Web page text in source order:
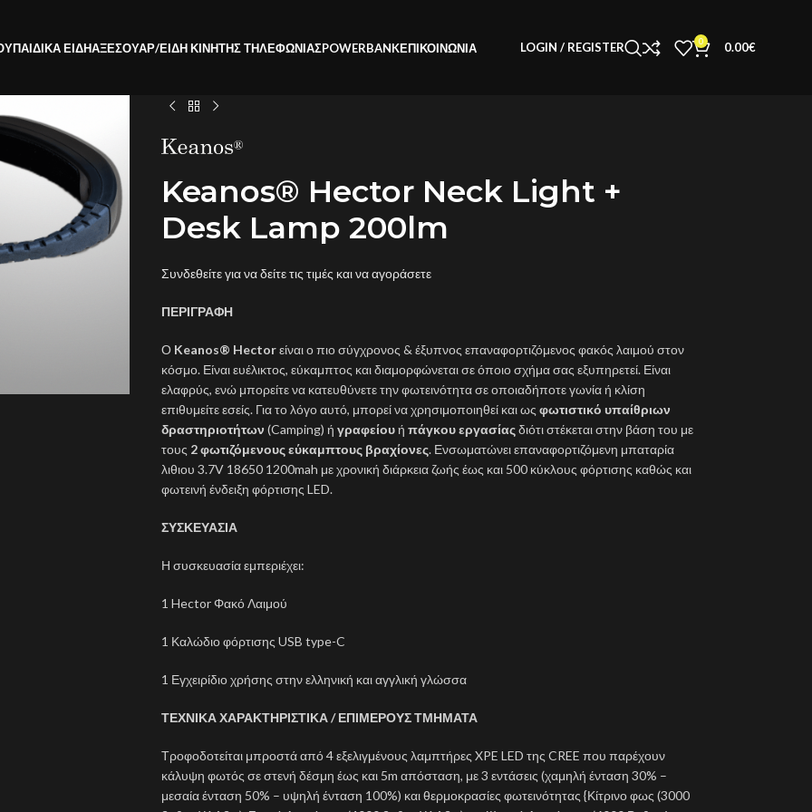
ΠΑΙΔΙΚΑ ΕΙΔΗΑΞΕΣΟΥΑΡ/ΕΙΔΗ ΚΙΝΗΤΗΣ ΤΗΛΕΦΩΝΙΑΣPOWERBANKΕΠΙΚΟΙΝΩΝΊΑ LOGIN / REGISTER 0 0.00€
Keanos® Hector Neck Light +
Desk Lamp 200lm
Συνδεθείτε για να δείτε τις τιμές και να αγοράσετε
ΠΕΡΙΓΡΑΦΗ
Ο Keanos® Hectorείναι ο πιο σύγχρονος & έξυπνος επαναφορτιζόμενος φακός λαιμού στον
κόσμο. Είναι ευέλικτος, εύκαμπτος και διαμορφώνεται σε όποιο σχήμα σας εξυπηρετεί. Είναι
ελαφρύς, ενώ μπορείτε να κατευθύνετε την φωτεινότητα σε οποιαδήποτε γωνία ή κλίση
επιθυμείτε εσείς. Για το λόγο αυτό, μπορεί να χρησιμοποιηθεί και ως φωτιστικό υπαίθριων
δραστηριοτήτων (Camping) ή γραφείουή πάγκου εργασίαςδιότι στέκεται στην βάση του με
τους 2 φωτιζόμενους εύκαμπτους βραχίονες. Ενσωματώνει επαναφορτιζόμενη μπαταρία
λιθιου 3.7V 18650 1200mah με χρονική διάρκεια ζωής έως και 500 κύκλους φόρτισης καθώς και
φωτεινή ένδειξη φόρτισης LED.
ΣΥΣΚΕΥΑΣΙΑ
Η συσκευασία εμπεριέχει:
1 Hector Φακό Λαιμού
1 Καλώδιο φόρτισης USB type-C
1 Εγχειρίδιο χρήσης στην ελληνική και αγγλική γλώσσα
ΤΕΧΝΙΚΑ ΧΑΡΑΚΤΗΡΙΣΤΙΚΑ / ΕΠΙΜΕΡΟΥΣ ΤΜΗΜΑΤΑ
Τροφοδοτείται μπροστά από 4 εξελιγμένους λαμπτήρες XPE LED της CREE που παρέχουν
κάλυψη φωτός σε στενή δέσμη έως και 5m απόσταση, με 3 εντάσεις (χαμηλή ένταση 30% –
μεσαία ένταση 50% – υψηλή ένταση 100%) και θερμοκρασίες φωτεινότητας {Κίτρινο φως (3000